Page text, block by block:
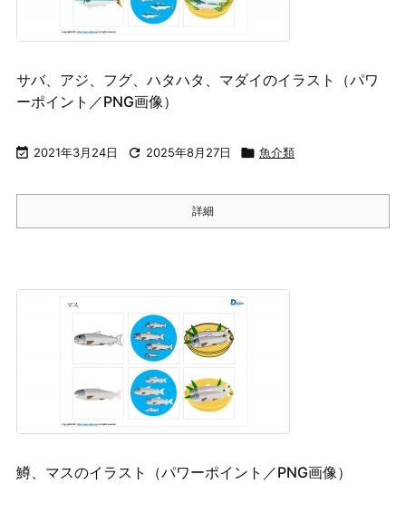
サバ、アジ、フグ、ハタハタ、マダイのイラスト（パワ
ーポイント／PNG画像）
 2021年3月24日  2025年8月27日  魚介類
詳細
鱒、マスのイラスト（パワーポイント／PNG画像）